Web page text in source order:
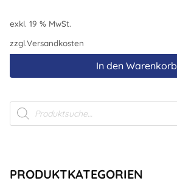
exkl. 19 % MwSt.
zzgl.Versandkosten
In den Warenkorb
Products
search
PRODUKTKATEGORIEN